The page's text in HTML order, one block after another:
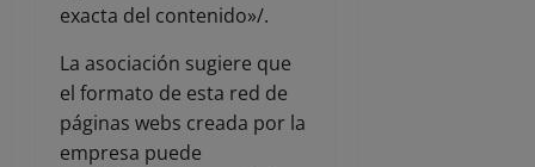
exacta del contenido»/.
La asociación sugiere que
el formato de esta red de
páginas webs creada por la
empresa puede